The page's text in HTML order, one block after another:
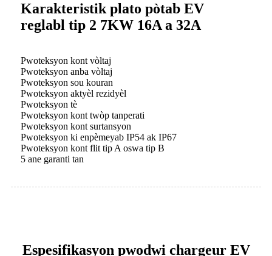
Karakteristik plato pòtab EV
reglabl tip 2 7KW 16A a 32A
Pwoteksyon kont vòltaj
Pwoteksyon anba vòltaj
Pwoteksyon sou kouran
Pwoteksyon aktyèl rezidyèl
Pwoteksyon tè
Pwoteksyon kont twòp tanperati
Pwoteksyon kont surtansyon
Pwoteksyon ki enpèmeyab IP54 ak IP67
Pwoteksyon kont flit tip A oswa tip B
5 ane garanti tan
Espesifikasyon pwodwi chargeur EV